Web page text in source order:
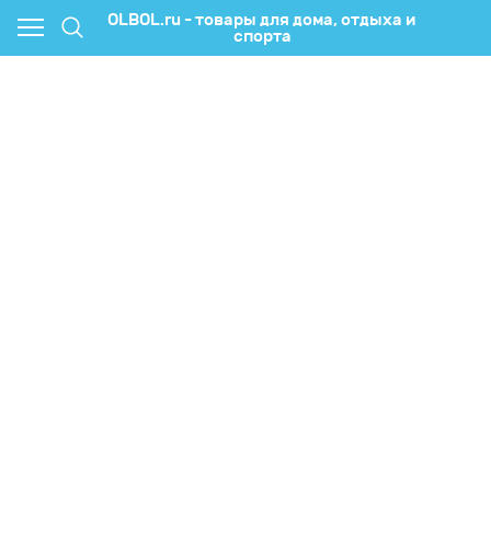
OLBOL.ru - товары для дома, отдыха и
спорта